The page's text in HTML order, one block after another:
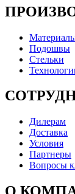
Подошвы
Стельки
Дилерам
Доставка
Условия
Партнеры
Вопросы